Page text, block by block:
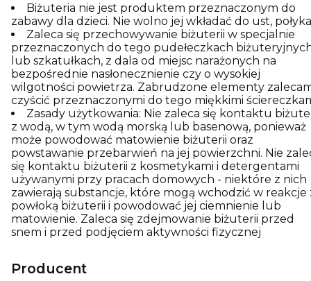
Biżuteria nie jest produktem przeznaczonym do
zabawy dla dzieci. Nie wolno jej wkładać do ust,
Zaleca się przechowywanie biżuterii w specjalnie
przeznaczonych do tego pudełeczkach
lub szkatułkach, z dala od miejsc narażonych na
bezpośrednie nasłonecznienie czy o wysokiej
wilgotności powietrza. Zabrudzone elementy
czyścić przeznaczonymi do tego miękkimi
Zasady użytkowania: Nie zaleca się kontaktu
z wodą, w tym wodą morską lub basenową, ponieważ
może powodować matowienie biżuterii oraz
powstawanie przebarwień na jej powierzchni. Nie
się kontaktu biżuterii z kosmetykami i detergentami
używanymi przy pracach domowych - niektóre z nich
zawierają substancje, które mogą wchodzić w reakcje
powłoką biżuterii i powodować jej ciemnienie lub
matowienie. Zaleca się zdejmowanie biżuterii przed
snem i przed podjęciem aktywności fizycznej
Producent